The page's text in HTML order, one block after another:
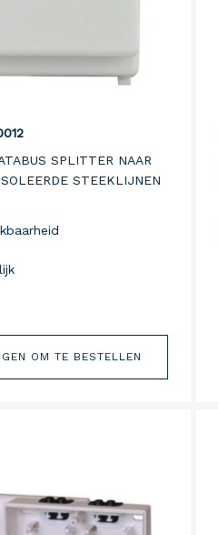
SPLITTER NAAR
STEEKLIJNEN
OM TE BESTELLEN